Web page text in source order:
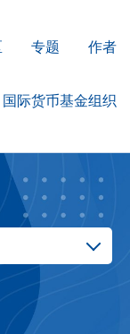
专题 作者
国际货币基金组织